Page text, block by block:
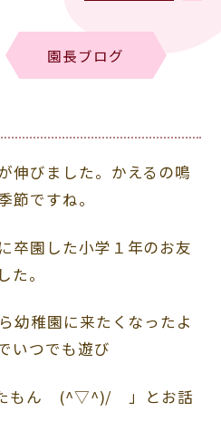
園長ブログ
伸びました。かえるの鳴
節ですね。
卒園した小学１年のお友
。
幼稚園に来たくなったよ
いつでも遊び
たもん (^▽^)/ 」とお話